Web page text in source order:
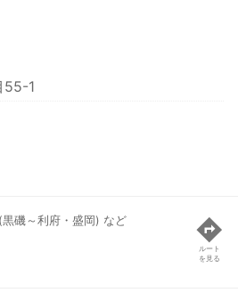
55-1
磯～利府・盛岡) など
ルート
を見る